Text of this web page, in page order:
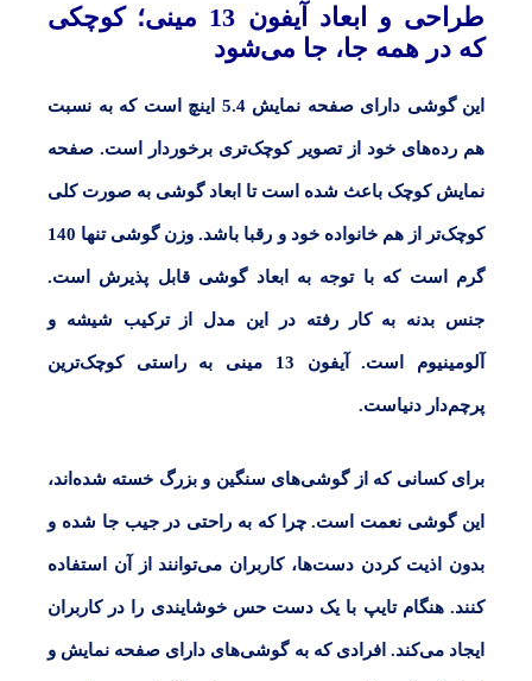
طراحی و ابعاد آیفون 13 مینی؛ کوچکی
که در همه جا، جا می‌شود
این گوشی دارای صفحه نمایش5.4 اینچ است که به نسبت
هم رده‌های خود از تصویر کوچک‌تری برخوردار است. صفحه
نمایش کوچک باعث شده است تا ابعاد گوشی به صورت کلی
کوچک‌تر از هم خانواده خود و رقبا باشد. وزن گوشی تنها 140
گرم است که با توجه به ابعاد گوشی قابل پذیرش است.
جنس بدنه به کار رفته در این مدل از ترکیب شیشه و
آلومینیوم است. آیفون 13 مینی به راستی کوچک‌ترین
پرچم‌دار دنیاست.
برای کسانی که از گوشی‌های سنگین و بزرگ خسته‌ شده‌اند،
این گوشی نعمت است. چرا که به راحتی در جیب جا شده و
بدون اذیت کردن دست‌ها، کاربران می‌توانند از آن استفاده
کنند. هنگام تایپ با یک دست حس خوشایندی را در کاربران
ایجاد می‌کند. افرادی که به گوشی‌های دارای صفحه نمایش و